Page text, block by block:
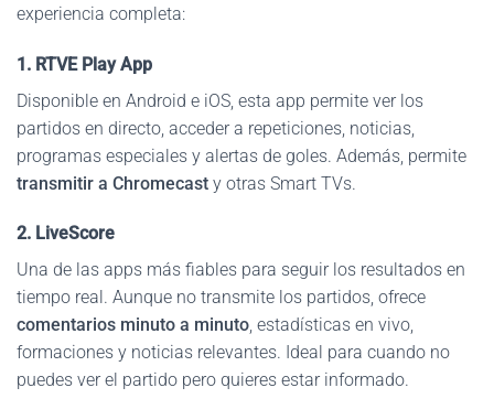
experiencia completa:
1. RTVE Play App
Disponible en Android e iOS, esta app permite ver los
partidos en directo, acceder a repeticiones, noticias,
programas especiales y alertas de goles. Además, permite
transmitir a Chromecast y otras Smart TVs.
2. LiveScore
Una de las apps más fiables para seguir los resultados en
tiempo real. Aunque no transmite los partidos, ofrece
comentarios minuto a minuto, estadísticas en vivo,
formaciones y noticias relevantes. Ideal para cuando no
puedes ver el partido pero quieres estar informado.